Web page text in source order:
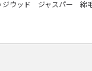
ジウッド ジャスパー 綿毛